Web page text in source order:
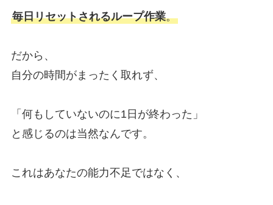
毎日リセットされるループ作業。
だから、
自分の時間がまったく取れず、
「何もしていないのに1日が終わった」
と感じるのは当然なんです。
これはあなたの能力不足ではなく、